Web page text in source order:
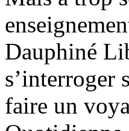
Dauphiné
s’interroger
faire un